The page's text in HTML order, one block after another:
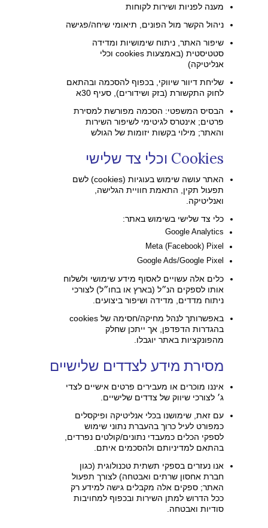
מענה לפניות ושירות לקוחות
ניהול הקשר מול הפונים, תיאומי שיחה/פגישה
שיפור האתר, ניתוח שימושיות ומדידה
סטטיסטית (באמצעות cookies וכלי
אנליטיקה)
שליחת דיוור שיווקי, בכפוף להסכמה ובהתאם
לחוק התקשורת (בזק ושידורים), סעיף 30א
הבסיס המשפטי: הסכמה מפורשת למסירת
פרטים; אינטרס לגיטימי לשיפור השירות
והאתר; מילוי בקשות יזומות של הגולש
Cookies וכלי צד שלישי
האתר עושה שימוש בעוגיות (cookies) לשם
תפעול תקין, התאמת חוויית הגלישה,
ואנליטיקה.
כלי צד שלישי בשימוש באתר:
Google Analytics
Meta (Facebook) Pixel
Google Ads/Google Pixel
כלים אלה עשויים לאסוף מידע שימושי ולשלוח
אותו לספקים הנ״ל (בארץ או בחו״ל) לצורכי
ניתוח מדדים, מדידה ושיפור ביצועים.
באפשרותך לנהל מחיקה/חסימה של cookies
בהגדרות הדפדפן, אך ייתכן שחלק
מהפונקציות באתר יוגבלו.
מסירת מידע לצדדים שלישיים
איננו מוכרים או מעבירים פרטים אישיים לצדי
ג׳ לצורכי שיווק של צדדים שלישיים.
עם זאת, שימושנו בכלי אנליטיקה ופיקסלים
כמפורט לעיל כרוך בהעברת נתוני שימוש
לספקי הכלים כמעבדי נתונים/קולטים נפרדים,
בהתאם למדיניותם ולהסכמים איתם.
אנו נעזרים בספקי תשתית טכנולוגית (כגון
חברת אחסון שרתים ואבטחה) לצורך תפעול
האתר; ספקים אלה מקבלים גישה למידע רק
ככל הדרוש למתן השירות ובכפוף למחויבות
סודיות ואבטחה.